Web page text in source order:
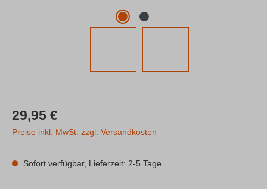
Regulärer Preis:
29,95 €
Preise inkl. MwSt. zzgl. Versandkosten
Sofort verfügbar, Lieferzeit: 2-5 Tage